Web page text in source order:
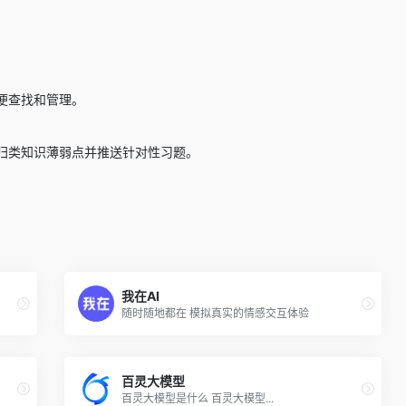
找和管理。
知识薄弱点并推送针对性习题。
我在AI
随时随地都在 模拟真实的情感交互体验
百灵大模型
百灵大模型是什么 百灵大模型...